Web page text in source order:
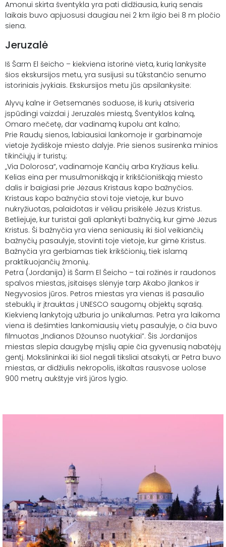
Amonui skirta šventykla yra pati didžiausia, kurią senais
laikais buvo apjuosusi daugiau nei 2 km ilgio bei 8 m pločio
siena.
Jeruzalė
Iš Šarm El šeicho – kiekviena istorinė vieta, kurią lankysite
šios ekskursijos metu, yra susijusi su tūkstančio senumo
istoriniais įvykiais. Ekskursijos metu jūs apsilankysite:
Alyvų kalne ir Getsemanės soduose, iš kurių atsiveria
įspūdingi vaizdai į Jeruzalės miestą, Šventyklos kalną,
Omaro mečetę, dar vadinamą kupolu ant kalno;
Prie Raudų sienos, labiausiai lankomoje ir garbinamoje
vietoje žydiškoje miesto dalyje. Prie sienos susirenka minios
tikinčiųjų ir turistų;
„Via Dolorosa“, vadinamoje Kančių arba Kryžiaus keliu.
Kelias eina per musulmoniškąją ir krikščioniškąją miesto
dalis ir baigiasi prie Jėzaus Kristaus kapo bažnyčios.
Kristaus kapo bažnyčia stovi toje vietoje, kur buvo
nukryžiuotas, palaidotas ir vėliau prisikėlė Jėzus Kristus.
Betliejuje, kur turistai gali aplankyti bažnyčią, kur gimė Jėzus
Kristus. Ši bažnyčia yra viena seniausių iki šiol veikiančių
bažnyčių pasaulyje, stovinti toje vietoje, kur gimė Kristus.
Bažnyčia yra gerbiamas tiek krikščionių, tiek islamą
praktikuojančių žmonių.
Petra (Jordanija) iš Šarm El Šeicho – tai rožinės ir raudonos
spalvos miestas, įsitaisęs slėnyje tarp Akabo įlankos ir
Negyvosios jūros. Petros miestas yra vienas iš pasaulio
stebuklų ir įtrauktas į UNESCO saugomų objektų sąrašą.
Kiekvieną lankytoją užburia jo unikalumas. Petra yra laikoma
viena iš dešimties lankomiausių vietų pasaulyje, o čia buvo
filmuotas „Indianos Džounso nuotykiai”. Šis Jordanijos
miestas slepia daugybę mįslių apie čia gyvenusią nabatėjų
gentį. Mokslininkai iki šiol negali tiksliai atsakyti, ar Petra buvo
miestas, ar didžiulis nekropolis, iškaltas rausvose uolose
900 metrų aukštyje virš jūros lygio.